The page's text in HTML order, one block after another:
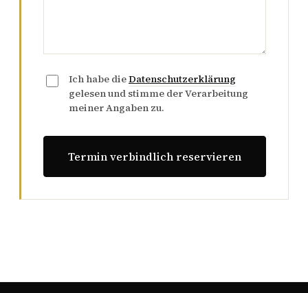
Ich habe dieDatenschutzerklärung
gelesen und stimme der Verarbeitung
meiner Angaben zu.
Termin verbindlich reservieren